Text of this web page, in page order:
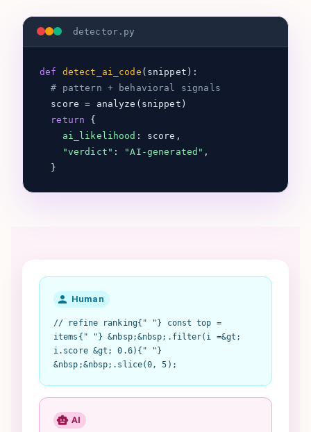
detector.py
def detect_ai_code (snippet):
# pattern + behavioral signals
score = analyze(snippet)
return
{
ai_likelihood : score,
"verdict" : "AI-generated" ,
}
Human
// refine ranking{" "} const top =
items{" "} &nbsp;&nbsp;.filter(i =&gt;
i.score &gt; 0.6){" "}
&nbsp;&nbsp;.slice(0, 5);
AI